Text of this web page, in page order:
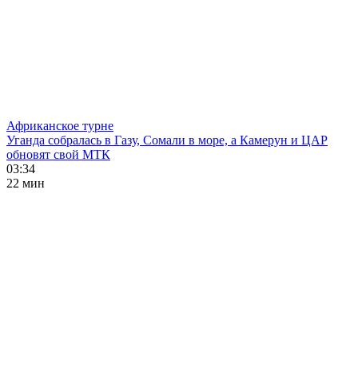
Африканское турне
Уганда собралась в Газу, Сомали в море, а Камерун и ЦАР
обновят свой МТК
03:34
22 мин